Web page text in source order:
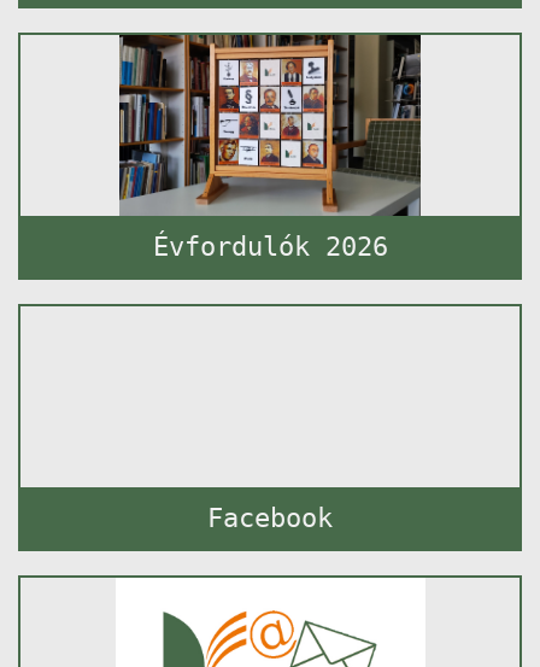
Évfordulók 2026
Facebook